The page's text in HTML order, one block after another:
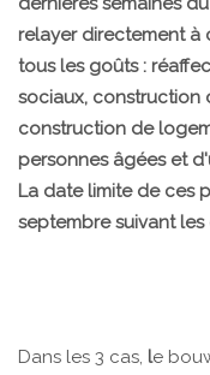
relayer directement à
tous les goûts :
sociaux, construction
construction de
personnes âgées et
La date limite de ces
septembre suivant les
Dans les 3 cas, le